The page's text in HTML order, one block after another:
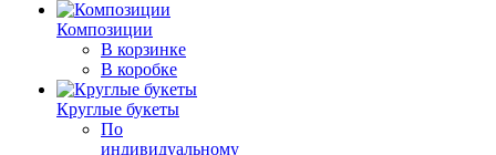
Композиции
В корзинке
В коробке
Круглые букеты
По
индивидуальному